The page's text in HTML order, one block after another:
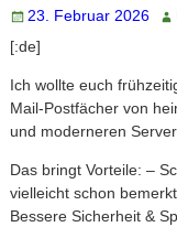
23. Februar 2026
[:de]
Ich wollte euch
Mail-Postfächer von
und moderneren
Das bringt Vorteile: –
vielleicht schon bemerkt
Bessere Sicherheit &